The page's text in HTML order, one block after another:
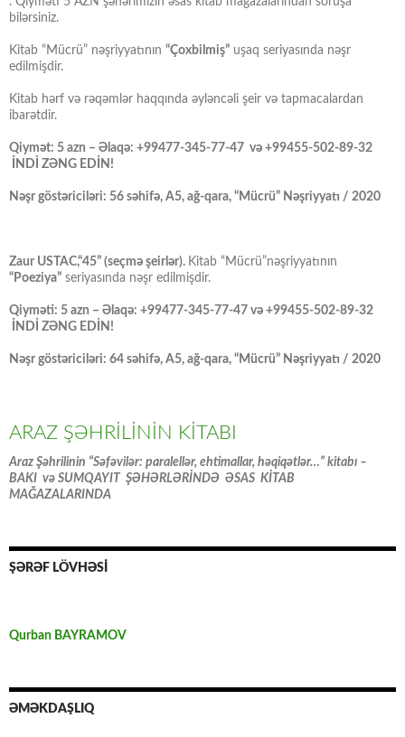
bilərsiniz.
Kitab “Mücrü” nəşriyyatının “Çoxbilmiş” uşaq seriyasında nəşr
edilmişdir.
Kitab hərf və rəqəmlər haqqında əyləncəli şeir və tapmacalardan
ibarətdir.
Qiymət: 5 azn – Əlaqə: +99477-345-77-47 və +99455-502-89-32
İNDİ ZƏNG EDİN!
Nəşr göstəriciləri: 56 səhifə, A5, ağ-qara, “Mücrü” Nəşriyyatı / 2020
Zaur USTAC,“45” (seçmə şeirlər). Kitab “Mücrü”nəşriyyatının
“Poeziya” seriyasında nəşr edilmişdir.
Qiyməti: 5 azn – Əlaqə: +99477-345-77-47 və +99455-502-89-32
İNDİ ZƏNG EDİN!
Nəşr göstəriciləri: 64 səhifə, A5, ağ-qara, “Mücrü” Nəşriyyatı / 2020
ARAZ ŞƏHRİLİNİN KİTABI
Araz Şəhrilinin “Səfəvilər: paralellər, ehtimallar, həqiqətlər…” kitabı –
BAKI və SUMQAYIT ŞƏHƏRLƏRİNDƏ ƏSAS KİTAB
MAĞAZALARINDA
ŞƏRƏF LÖVHƏSİ
Qurban BAYRAMOV
ƏMƏKDAŞLIQ